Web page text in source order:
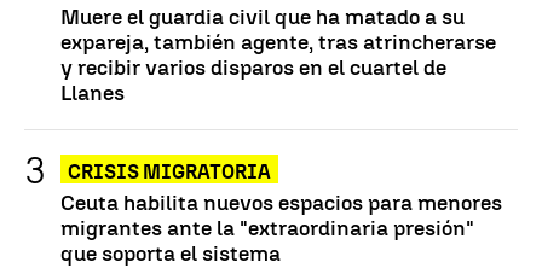
Muere el guardia civil que ha matado a su
expareja, también agente, tras atrincherarse
y recibir varios disparos en el cuartel de
Llanes
CRISIS MIGRATORIA
Ceuta habilita nuevos espacios para menores
migrantes ante la "extraordinaria presión"
que soporta el sistema